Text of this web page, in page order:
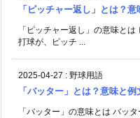
「ピッチャー返し」とは？
「ピッチャー返し」の意味と
打球が、ピッチ ...
2025-04-27 : 野球用語
「バッター」とは？意味と例
「バッター」の意味とは バッ